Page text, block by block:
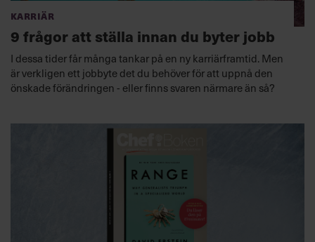
Karriär
9 frågor att ställa innan du byter jobb
I dessa tider får många tankar på en ny karriärframtid. Men
är verkligen ett jobbyte det du behöver för att uppnå den
önskade förändringen - eller finns svaren närmare än så?